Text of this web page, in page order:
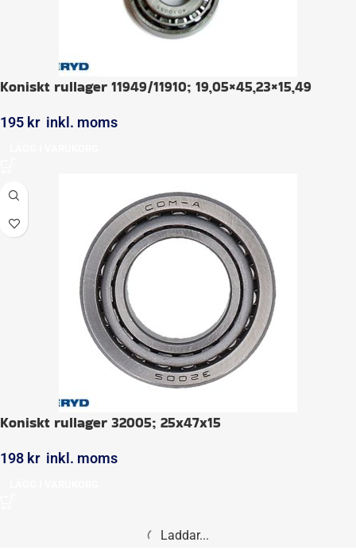
Koniskt rullager 11949/11910; 19,05×45,23×15,49
195 kr inkl. moms
Koniskt rullager 32005; 25x47x15
198 kr inkl. moms